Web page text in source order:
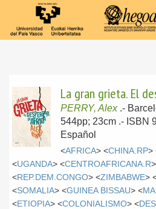
La gran grieta. El
PERRY, Alex .-
544pp; 23cm .- ISBN
Español
<AFRICA> <CHINA.RP>
<UGANDA> <CENTROAFRICANA.R
<REP.DEM.CONGO> <ZIMBABWE>
<SOMALIA> <GUINEA BISSAU> <
<ETIOPIA> <COLONIALISMO> <